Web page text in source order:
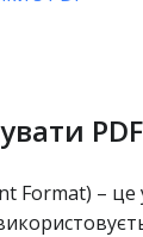
Format) – це